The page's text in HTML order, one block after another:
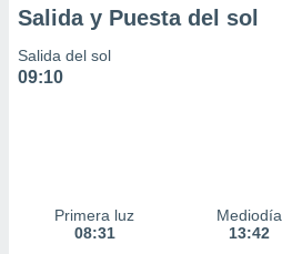
Salida y Puesta del sol
Salida del sol
09:10
Primera luz
08:31
Mediodía
13:42